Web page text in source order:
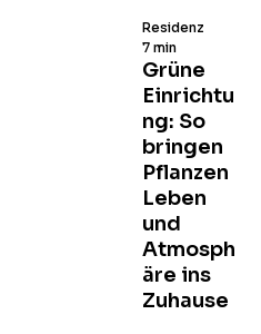
Grüne
Einrichtu
ng: So
bringen
Pflanzen
Leben
und
Atmosph
äre ins
Zuhause
Residenz
7 min